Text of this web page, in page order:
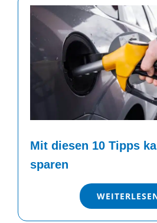
Mit diesen 10 Tipps
sparen